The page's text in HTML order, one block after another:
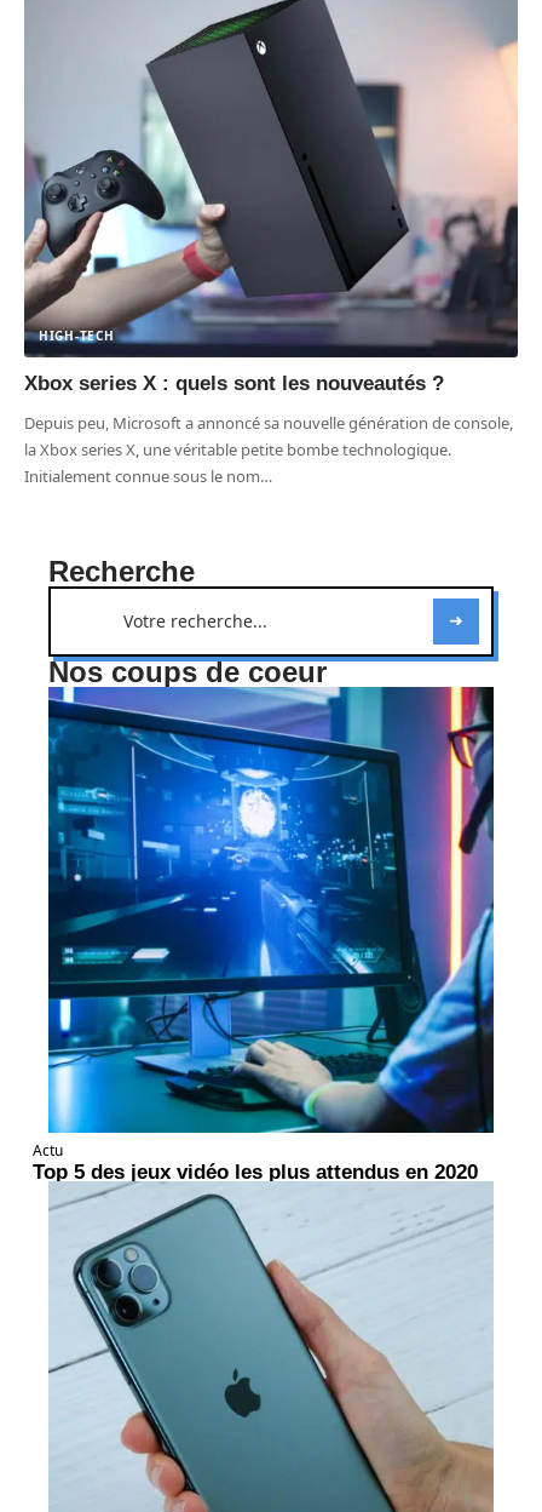
HIGH-TECH
Xbox series X : quels sont les nouveautés ?
Depuis peu, Microsoft a annoncé sa nouvelle génération de console,
la Xbox series X, une véritable petite bombe technologique.
Initialement connue sous le nom…
Recherche
Nos coups de coeur
Actu
Top 5 des jeux vidéo les plus attendus en 2020